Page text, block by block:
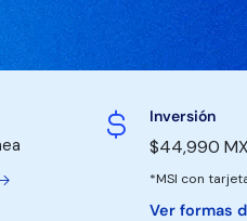
Inversión
$44,990
*MSI con
Ver formas